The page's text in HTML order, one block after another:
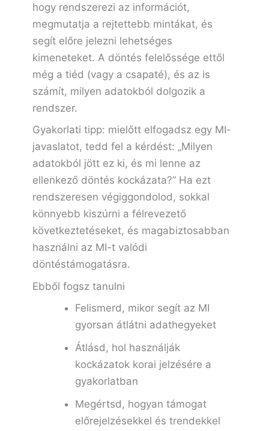
hogy rendszerezi az információt,
megmutatja a rejtettebb mintákat, és
segít előre jelezni lehetséges
kimeneteket. A döntés felelőssége ettől
még a tiéd (vagy a csapaté), és az is
számít, milyen adatokból dolgozik a
rendszer.
Gyakorlati tipp: mielőtt elfogadsz egy MI-
javaslatot, tedd fel a kérdést: „Milyen
adatokból jött ez ki, és mi lenne az
ellenkező döntés kockázata?” Ha ezt
rendszeresen végiggondolod, sokkal
könnyebb kiszúrni a félrevezető
következtetéseket, és magabiztosabban
használni az MI-t valódi
döntéstámogatásra.
Ebből fogsz tanulni
Felismerd, mikor segít az MI
gyorsan átlátni adathegyeket
Átlásd, hol használják
kockázatok korai jelzésére a
gyakorlatban
Megértsd, hogyan támogat
előrejelzésekkel és trendekkel